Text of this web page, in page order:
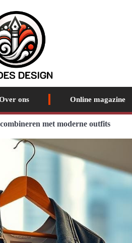
ons Online magazine
met moderne outfits